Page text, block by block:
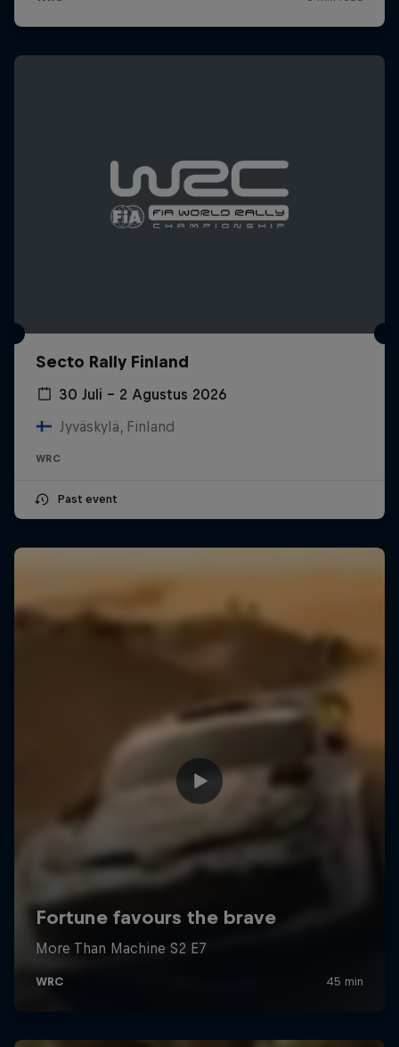
Secto Rally Finland
30 Juli – 2 Agustus 2026
Jyväskylä, Finland
WRC
Past event